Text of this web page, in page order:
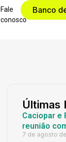
Fale
conosco
Banco
Últimas
Caciopar e
reunião
7 de agosto